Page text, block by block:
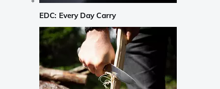
EDC: Every Day Carry